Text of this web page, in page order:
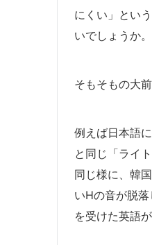
にくい」とい
いでしょうか。
そもそもの大
例えば日本語
と同じ「ライ
同じ様に、韓
いHの音が脱
を受けた英語